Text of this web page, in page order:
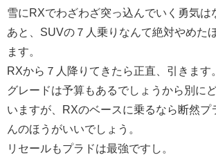
雪にRXでわざわざ突っ込んでいく勇気は
あと、SUVの７人乗りなんて絶対やめた
ます。
RXから７人降りてきたら正直、引きます。
グレードは予算もあるでしょうから別に
いますが、RXのベースに乗るなら断然プ
んのほうがいいでしょう。
リセールもプラドは最強ですし。